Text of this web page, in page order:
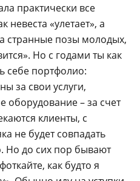
практически все
невеста «улетает», а
странные позы молодых,
Но с годами ты как
себе портфолио:
за свои услуги,
оборудование – за счет
клиенты, с
не будет совпадать
Но до сих пор бывают
как будто я